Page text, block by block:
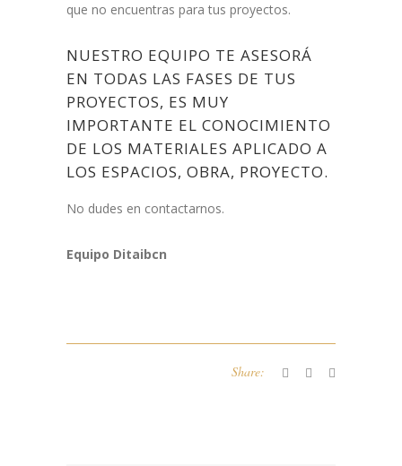
que no encuentras para tus proyectos.
NUESTRO EQUIPO TE ASESORÁ
EN TODAS LAS FASES DE TUS
PROYECTOS, ES MUY
IMPORTANTE EL CONOCIMIENTO
DE LOS MATERIALES APLICADO A
LOS ESPACIOS, OBRA, PROYECTO.
No dudes en contactarnos.
Equipo Ditaibcn
Share: